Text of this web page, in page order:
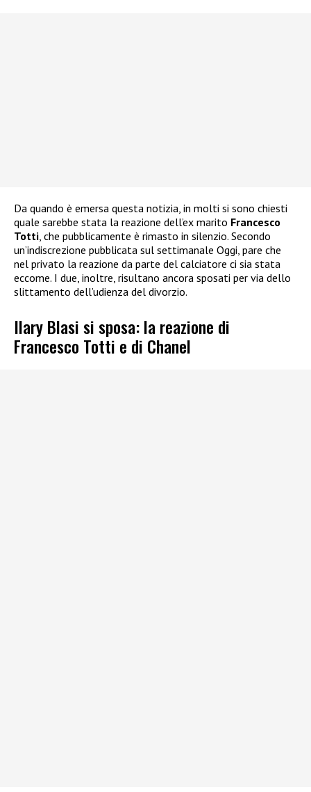
Da quando è emersa questa notizia, in molti si sono chiesti
quale sarebbe stata la reazione dell’ex marito Francesco
Totti , che pubblicamente è rimasto in silenzio. Secondo
un’indiscrezione pubblicata sul settimanale Oggi, pare che
nel privato la reazione da parte del calciatore ci sia stata
eccome. I due, inoltre, risultano ancora sposati per via dello
slittamento dell’udienza del divorzio.
Ilary Blasi si sposa: la reazione di
Francesco Totti e di Chanel